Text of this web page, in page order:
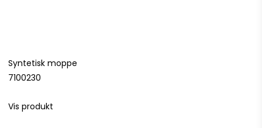
Syntetisk moppe
7100230
Vis produkt